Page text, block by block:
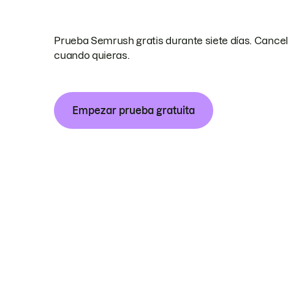
Prueba Semrush gratis durante siete días.
cuando quieras.
Empezar prueba gratuita